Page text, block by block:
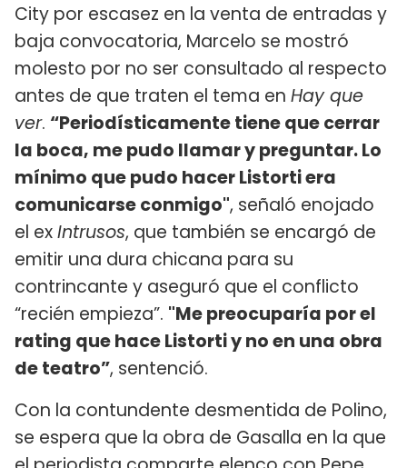
City por escasez en la venta de entradas y
baja convocatoria, Marcelo se mostró
molesto por no ser consultado al respecto
antes de que traten el tema en Hay que
ver. “Periodísticamente tiene que cerrar
la boca, me pudo llamar y preguntar. Lo
mínimo que pudo hacer Listorti era
comunicarse conmigo", señaló enojado
el exIntrusos, que también se encargó de
emitir una dura chicana para su
contrincante y aseguró que el conflicto
“recién empieza”. "Me preocuparía por el
rating que hace Listorti y no en una obra
de teatro”, sentenció.
Con la contundente desmentida de Polino,
se espera que la obra de Gasalla en la que